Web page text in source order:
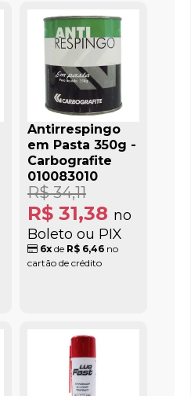
Antirrespingo
em Pasta 350g -
Carbografite
010083010
R$ 31,38 no
Boleto ou PIX
R$ 34,11
6xde R$ 6,46no
cartão de crédito